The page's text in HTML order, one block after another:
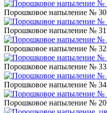
Порошковое напыление № 30
Порошковое напыление № 31
Порошковое напыление № 32
Порошковое напыление № 33
Порошковое напыление № 34
Порошковое напыление № 20